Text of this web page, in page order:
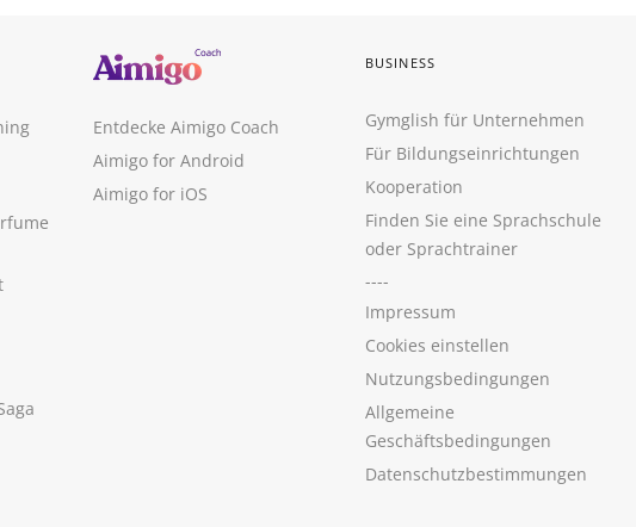
Entdecke Aimigo Coach
Aimigo for Android
Aimigo for iOS
BUSINESS
Gymglish für Unternehmen
Für Bildungseinrichtungen
Kooperation
Finden Sie eine Sprachschule
oder Sprachtrainer
----
Impressum
Cookies einstellen
Nutzungsbedingungen
Allgemeine
Geschäftsbedingungen
Datenschutzbestimmungen